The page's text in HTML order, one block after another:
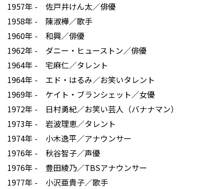
1957年 - 佐戸井けん太／俳優
1958年 - 陳淑樺／歌手
1960年 - 和興／俳優
1962年 - ダニー・ヒューストン／俳優
1964年 - 宅麻仁／タレント
1964年 - エド・はるみ／お笑いタレント
1969年 - ケイト・ブランシェット／女優
1972年 - 日村勇紀／お笑い芸人（バナナマン）
1973年 - 岩波理恵／タレント
1974年 - 小木逸平／アナウンサー
1976年 - 秋谷智子／声優
1976年 - 豊田綾乃／TBSアナウンサー
1977年 - 小沢亜貴子／歌手